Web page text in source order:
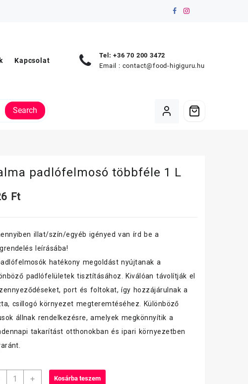
Kapcsolat
Tel: +36 70 200 3472
Email : contact@food-higiguru.hu
Search
padlófelmosó többféle 1 L
Ft
illat/szín/egyéb igényed van írd be a
leírásába!
hatékony megoldást nyújtanak a
padlófelületek tisztításához. Kiválóan távolítják el
port és foltokat, így hozzájárulnak a
csillogó környezet megteremtéséhez. Különböző
állnak rendelkezésre, amelyek megkönnyítik a
takarítást otthonokban és ipari környezetben
Dalma
+ Kosárba teszem